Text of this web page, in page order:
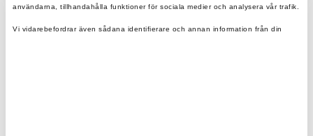
användarna, tillhandahålla funktioner för sociala medier och analysera vår trafik.
Vi vidarebefordrar även sådana identifierare och annan information från din